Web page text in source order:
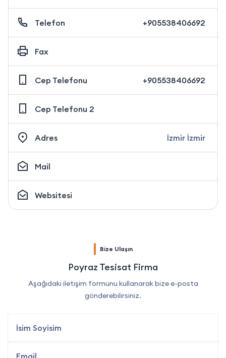
Telefon +905538406692
Fax
Cep Telefonu +905538406692
Cep Telefonu 2
Adres İzmir İzmir
Mail
Websitesi
Bize Ulaşın
Poyraz Tesisat Firma
Aşağıdaki iletişim formunu kullanarak bize e-posta
gönderebilirsiniz.